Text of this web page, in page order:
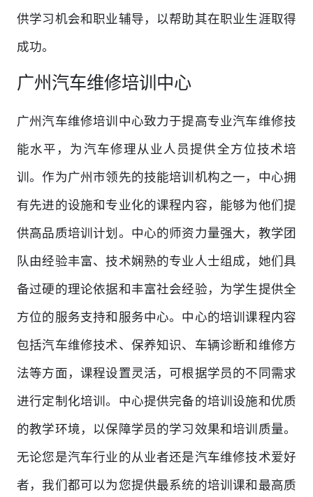
供学习机会和职业辅导，以帮助其在职业生涯取得
成功。
广州汽车维修培训中心
广州汽车维修培训中心致力于提高专业汽车维修技
能水平，为汽车修理从业人员提供全方位技术培
训。作为广州市领先的技能培训机构之一，中心拥
有先进的设施和专业化的课程内容，能够为他们提
供高品质培训计划。中心的师资力量强大，教学团
队由经验丰富、技术娴熟的专业人士组成，她们具
备过硬的理论依据和丰富社会经验，为学生提供全
方位的服务支持和服务中心。中心的培训课程内容
包括汽车维修技术、保养知识、车辆诊断和维修方
法等方面，课程设置灵活，可根据学员的不同需求
进行定制化培训。中心提供完备的培训设施和优质
的教学环境，以保障学员的学习效果和培训质量。
无论您是汽车行业的从业者还是汽车维修技术爱好
者，我们都可以为您提供最系统的培训课和最高质